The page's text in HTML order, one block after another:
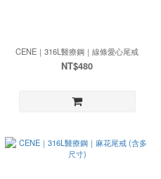
CENE｜316L醫療鋼｜線條愛心尾戒
NT$480